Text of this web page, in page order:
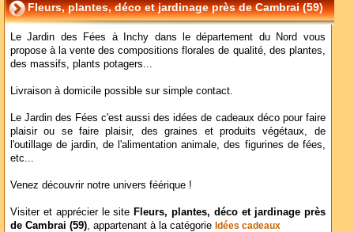
Fleurs, plantes, déco et jardinage près de Cambrai (59)
Le Jardin des Fées à Inchy dans le département du Nord vous
propose à la vente des compositions florales de qualité, des plantes,
des massifs, plants potagers...
Livraison à domicile possible sur simple contact.
Le Jardin des Fées c'est aussi des idées de cadeaux déco pour faire
plaisir ou se faire plaisir, des graines et produits végétaux, de
l'outillage de jardin, de l'alimentation animale, des figurines de fées,
etc...
Venez découvrir notre univers féérique !
Visiter et apprécier le site Fleurs, plantes, déco et jardinage près
de Cambrai (59), appartenant à la catégorie Idées cadeaux